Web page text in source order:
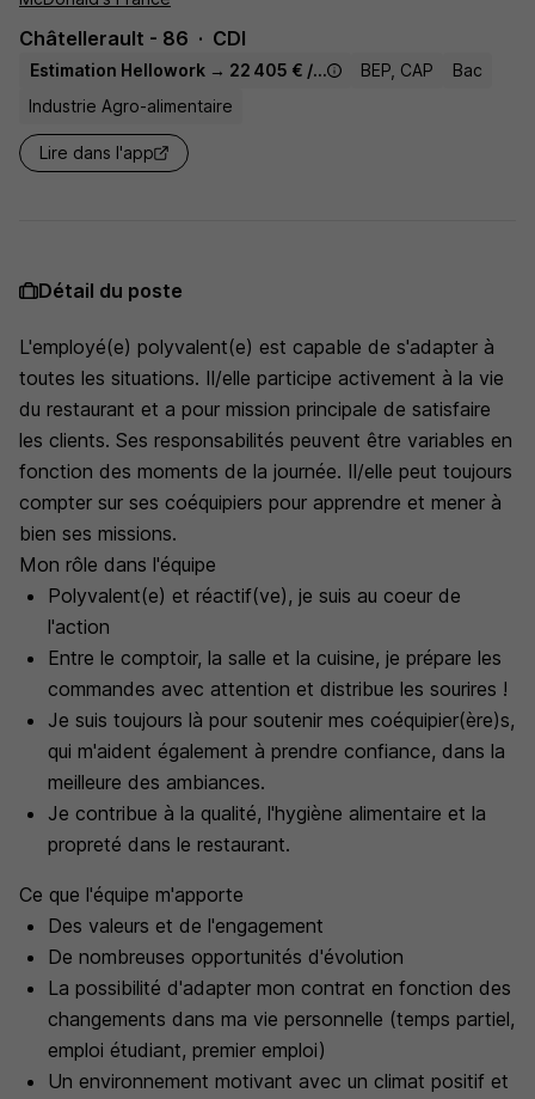
Châtellerault - 86 CDI
Estimation Hellowork → 22 405 € / an BEP, CAP
Bac
Industrie Agro-alimentaire
Lire dans l'app
Détail du poste
L'employé(e) polyvalent(e) est capable de s'adapter à
toutes les situations. Il/elle participe activement à la vie
du restaurant et a pour mission principale de satisfaire
les clients. Ses responsabilités peuvent être variables en
fonction des moments de la journée. Il/elle peut toujours
compter sur ses coéquipiers pour apprendre et mener à
bien ses missions.
Mon rôle dans l'équipe
Polyvalent(e) et réactif(ve), je suis au coeur de
l'action
Entre le comptoir, la salle et la cuisine, je prépare les
commandes avec attention et distribue les sourires !
Je suis toujours là pour soutenir mes coéquipier(ère)s,
qui m'aident également à prendre confiance, dans la
meilleure des ambiances.
Je contribue à la qualité, l'hygiène alimentaire et la
propreté dans le restaurant.
Ce que l'équipe m'apporte
Des valeurs et de l'engagement
De nombreuses opportunités d'évolution
La possibilité d'adapter mon contrat en fonction des
changements dans ma vie personnelle (temps partiel,
emploi étudiant, premier emploi)
Un environnement motivant avec un climat positif et